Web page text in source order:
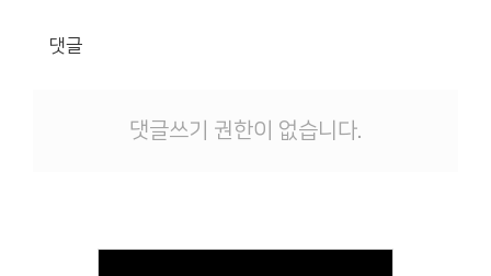
# 첨부 9.KakaoTalk_20260510_121427238_26.jpg
# 첨부 11.KakaoTalk_20260510_121506636_05.jpg
댓글
댓글쓰기 권한이 없습니다.